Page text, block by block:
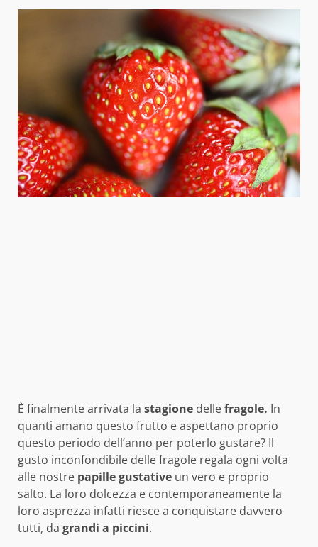
È finalmente arrivata la stagione dellefragole. In
quanti amano questo frutto e aspettano proprio
questo periodo dell’anno per poterlo gustare? Il
gusto inconfondibile delle fragole regala ogni volta
alle nostre papille gustative un vero e proprio
salto. La loro dolcezza e contemporaneamente la
loro asprezza infatti riesce a conquistare davvero
tutti, da grandi a piccini.